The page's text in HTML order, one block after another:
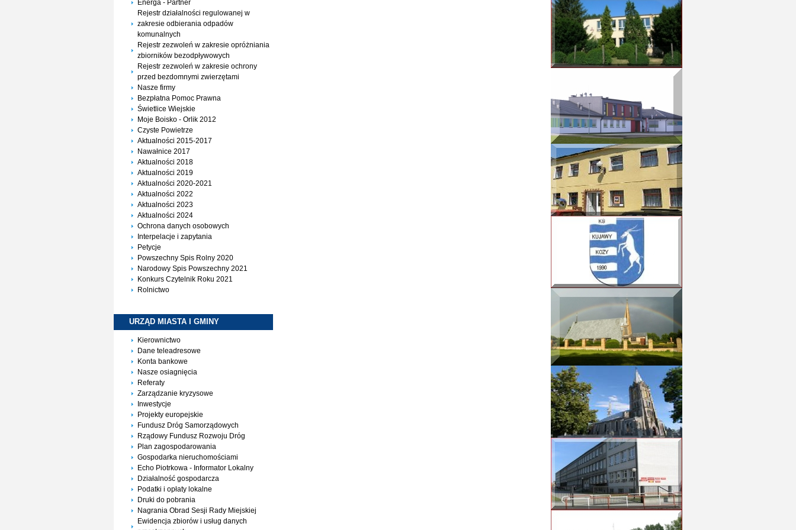
Energa - Partner
Rejestr działalności regulowanej w
zakresie odbierania odpadów
komunalnych
Rejestr zezwoleń w zakresie opróżniania
zbiorników bezodpływowych
Rejestr zezwoleń w zakresie ochrony
przed bezdomnymi zwierzętami
Nasze firmy
Bezpłatna Pomoc Prawna
Świetlice Wiejskie
Moje Boisko - Orlik 2012
Czyste Powietrze
Aktualności 2015-2017
Nawałnice 2017
Aktualności 2018
Aktualności 2019
Aktualności 2020-2021
Aktualności 2022
Aktualności 2023
Aktualności 2024
Ochrona danych osobowych
Interpelacje i zapytania
Petycje
Powszechny Spis Rolny 2020
Narodowy Spis Powszechny 2021
Konkurs Czytelnik Roku 2021
Rolnictwo
URZĄD MIASTA I GMINY
Kierownictwo
Dane teleadresowe
Konta bankowe
Nasze osiagnięcia
Referaty
Zarządzanie kryzysowe
Inwestycje
Projekty europejskie
Fundusz Dróg Samorządowych
Rządowy Fundusz Rozwoju Dróg
Plan zagospodarowania
Gospodarka nieruchomościami
Echo Piotrkowa - Informator Lokalny
Działalność gospodarcza
Podatki i opłaty lokalne
Druki do pobrania
Nagrania Obrad Sesji Rady Miejskiej
Ewidencja zbiorów i usług danych